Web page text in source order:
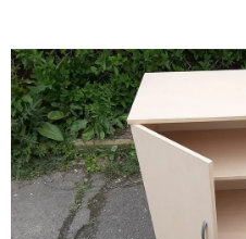
0,0
z
5
hvězdiček.